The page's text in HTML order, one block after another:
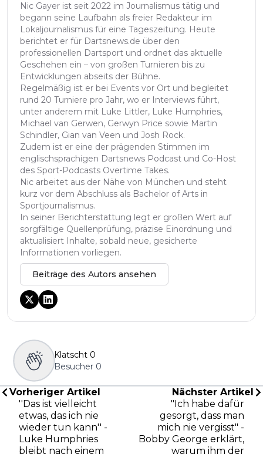
Nic Gayer ist seit 2022 im Journalismus tätig und
begann seine Laufbahn als freier Redakteur im
Lokaljournalismus für eine Tageszeitung. Heute
berichtet er für Dartsnews.de über den
professionellen Dartsport und ordnet das aktuelle
Geschehen ein – von großen Turnieren bis zu
Entwicklungen abseits der Bühne.
Regelmäßig ist er bei Events vor Ort und begleitet
rund 20 Turniere pro Jahr, wo er Interviews führt,
unter anderem mit Luke Littler, Luke Humphries,
Michael van Gerwen, Gerwyn Price sowie Martin
Schindler, Gian van Veen und Josh Rock.
Zudem ist er eine der prägenden Stimmen im
englischsprachigen Dartsnews Podcast und Co-Host
des Sport-Podcasts Overtime Takes.
Nic arbeitet aus der Nähe von München und steht
kurz vor dem Abschluss als Bachelor of Arts in
Sportjournalismus.
In seiner Berichterstattung legt er großen Wert auf
sorgfältige Quellenprüfung, präzise Einordnung und
aktualisiert Inhalte, sobald neue, gesicherte
Informationen vorliegen.
Beiträge des Autors ansehen
Klatscht 0
Besucher 0
Vorheriger Artikel
''Das ist vielleicht
etwas, das ich nie
wieder tun kann'' -
Luke Humphries
bleibt nach einem
Nächster Artikel
"Ich habe dafür
gesorgt, dass man
mich nie vergisst" -
Bobby George erklärt,
warum ihm der